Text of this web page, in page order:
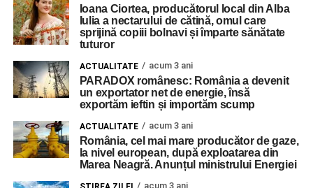
Ioana Ciortea, producătorul local din Alba
Iulia a nectarului de cătină, omul care
sprijină copiii bolnavi și împarte sănătate
tuturor
ACTUALITATE acum 3 ani
PARADOX românesc: România a devenit
un exportator net de energie, însă
exportăm ieftin și importăm scump
ACTUALITATE acum 3 ani
România, cel mai mare producător de gaze,
la nivel european, după exploatarea din
Marea Neagră. Anunțul ministrului Energiei
acum 3 ani